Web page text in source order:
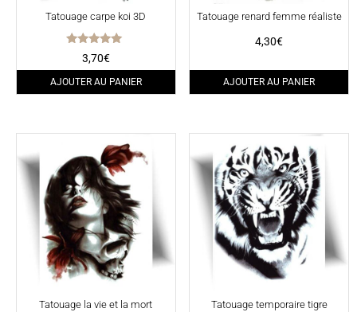
Tatouage carpe koi 3D
Note
5.00
3,70€
AJOUTER AU PANIER
Tatouage renard femme réaliste
4,30€
AJOUTER AU PANIER
Tatouage la vie et la mort
Tatouage temporaire tigre